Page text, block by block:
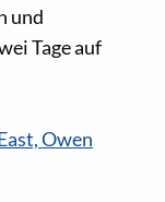
und
Tage auf
Owen